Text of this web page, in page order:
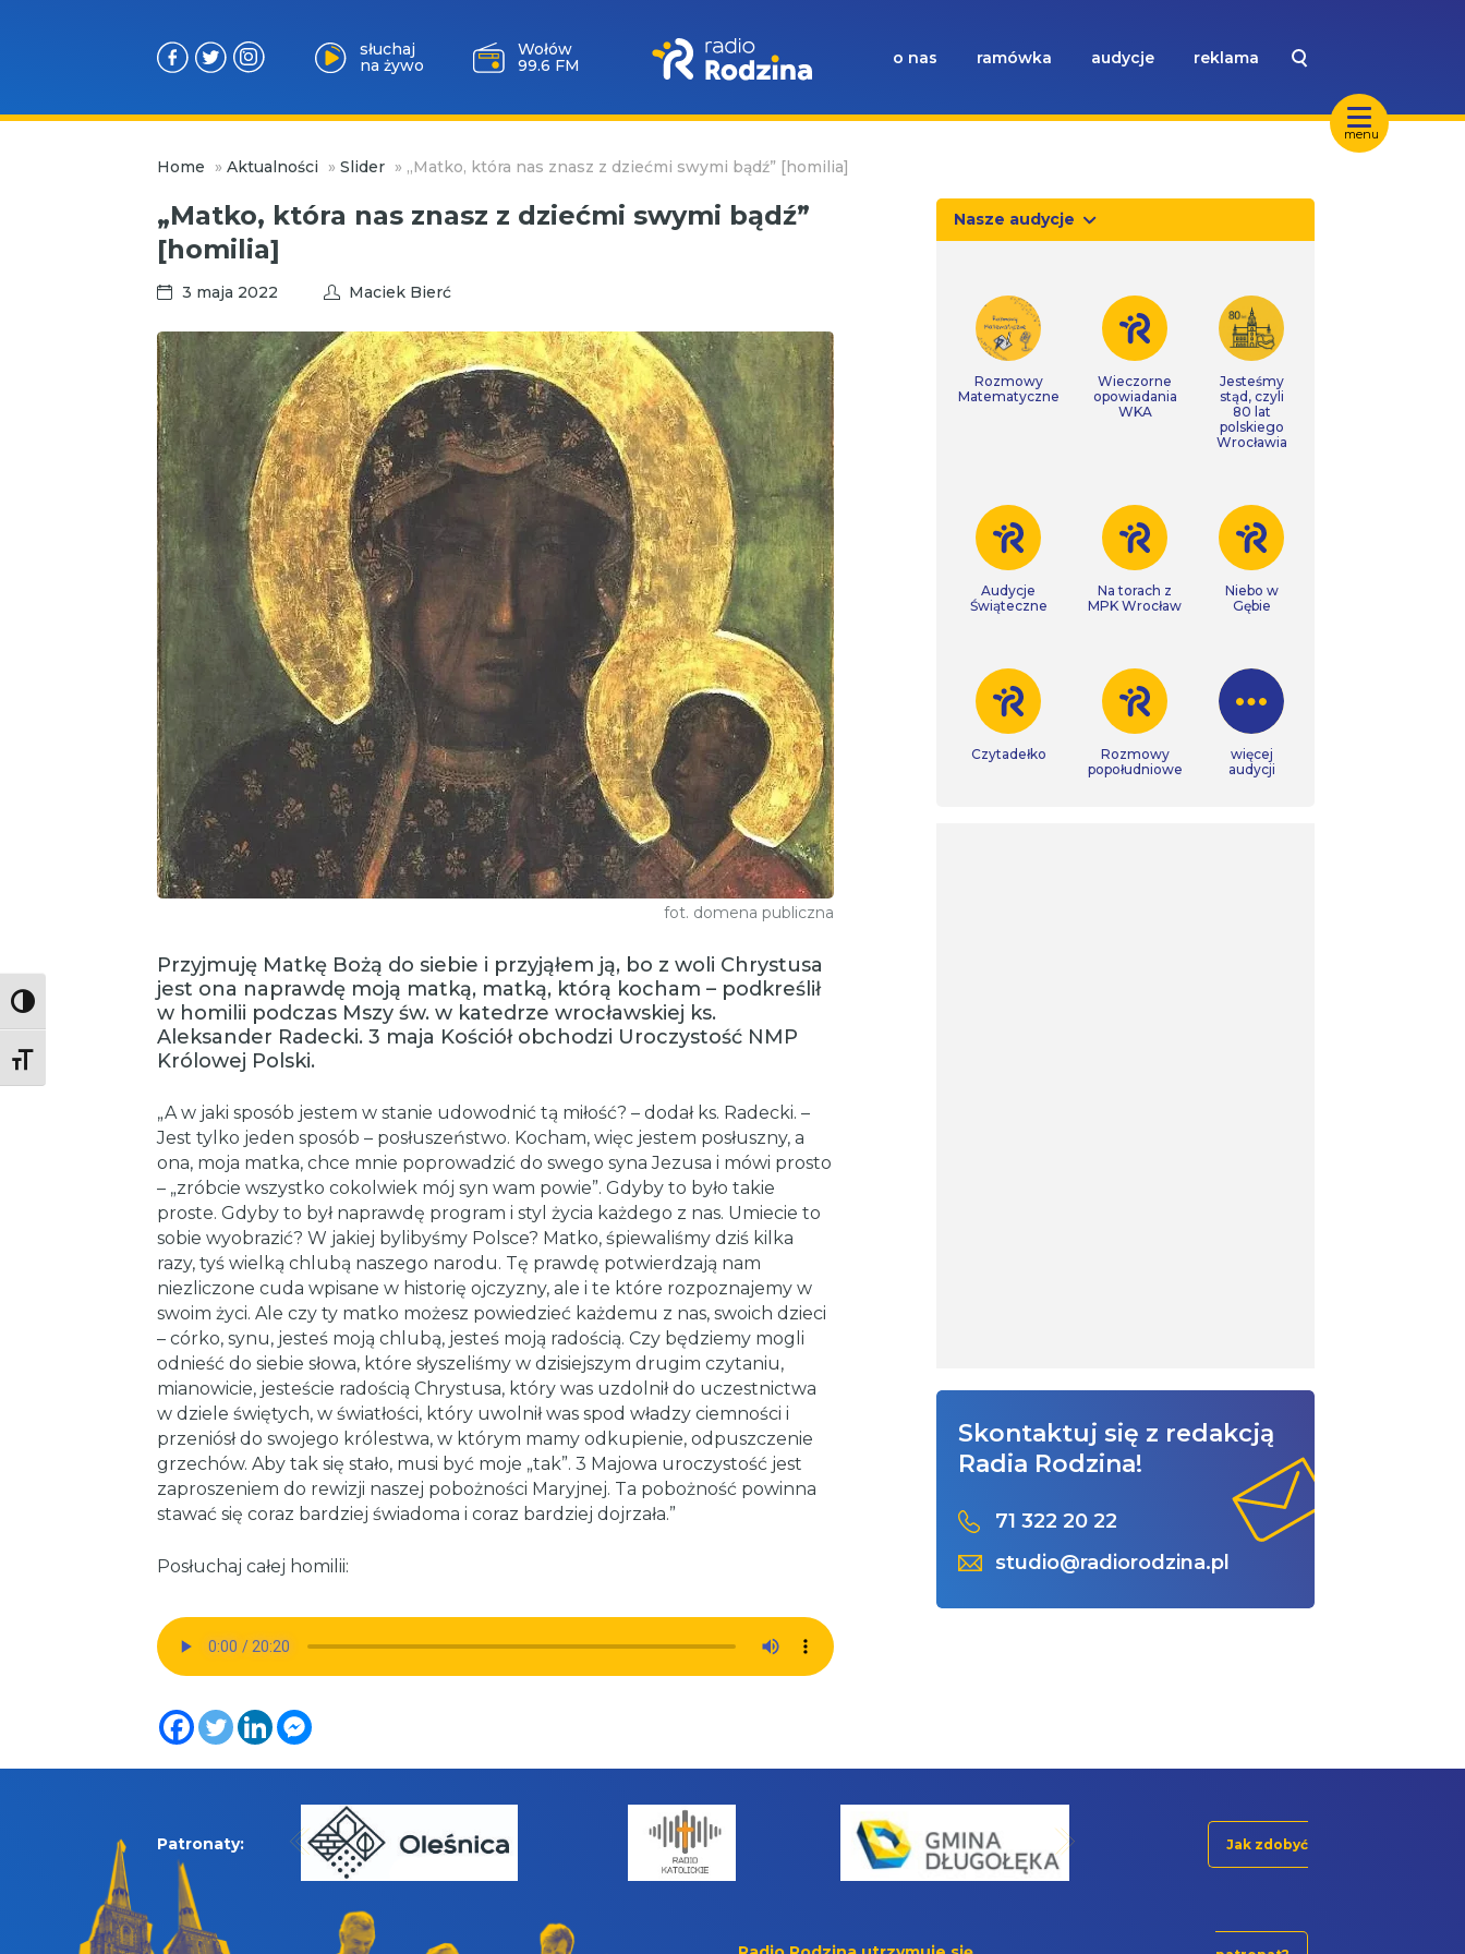
Toggle High Contrast
Toggle Font size
menu
słuchaj
na żywo
Wołów
99.6 FM
o nas ramówka audycje reklama
Home » Aktualności » Slider » „Matko, która nas znasz z dziećmi swymi bądź” [homilia]
„Matko, która nas znasz z dziećmi swymi bądź”
[homilia]
3 maja 2022 Maciek Bierć
fot. domena publiczna
Przyjmuję Matkę Bożą do siebie i przyjąłem ją, bo z woli Chrystusa
jest ona naprawdę moją matką, matką, którą kocham – podkreślił
w homilii podczas Mszy św. w katedrze wrocławskiej ks.
Aleksander Radecki. 3 maja Kościół obchodzi Uroczystość NMP
Królowej Polski.
„A w jaki sposób jestem w stanie udowodnić tą miłość? – dodał ks. Radecki. –
Jest tylko jeden sposób – posłuszeństwo. Kocham, więc jestem posłuszny, a
ona, moja matka, chce mnie poprowadzić do swego syna Jezusa i mówi prosto
– „zróbcie wszystko cokolwiek mój syn wam powie”. Gdyby to było takie
proste. Gdyby to był naprawdę program i styl życia każdego z nas. Umiecie to
sobie wyobrazić? W jakiej bylibyśmy Polsce? Matko, śpiewaliśmy dziś kilka
razy, tyś wielką chlubą naszego narodu. Tę prawdę potwierdzają nam
niezliczone cuda wpisane w historię ojczyzny, ale i te które rozpoznajemy w
swoim życi. Ale czy ty matko możesz powiedzieć każdemu z nas, swoich dzieci
– córko, synu, jesteś moją chlubą, jesteś moją radością. Czy będziemy mogli
odnieść do siebie słowa, które słyszeliśmy w dzisiejszym drugim czytaniu,
mianowicie, jesteście radością Chrystusa, który was uzdolnił do uczestnictwa
w dziele świętych, w światłości, który uwolnił was spod władzy ciemności i
przeniósł do swojego królestwa, w którym mamy odkupienie, odpuszczenie
grzechów. Aby tak się stało, musi być moje „tak”. 3 Majowa uroczystość jest
zaproszeniem do rewizji naszej pobożności Maryjnej. Ta pobożność powinna
stawać się coraz bardziej świadoma i coraz bardziej dojrzała.”
Posłuchaj całej homilii:
Nasze audycje
Rozmowy
Matematyczne
Wieczorne
opowiadania
WKA
Jesteśmy
stąd, czyli
80 lat
polskiego
Wrocławia
Audycje
Świąteczne
Na torach z
MPK Wrocław
Niebo w
Gębie
Czytadełko
Rozmowy
popołudniowe
więcej
audycji
Skontaktuj się z redakcją
Radia Rodzina!
71 322 20 22
studio@radiorodzina.pl
Patronaty: Jak zdobyć